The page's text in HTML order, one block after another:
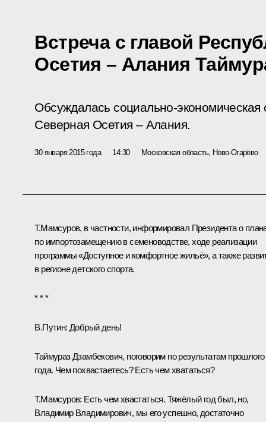
Встреча с главой
Осетия – Алания
Обсуждалась социально-экономическая
Северная Осетия – Алания.
30 января 2015 года 14:30 Московская область, Ново-Огарёво
Т.Мамсуров, в частности, информировал Президента о
по импортозамещению в семеноводстве, ходе реализации
программы «Доступное и комфортное жильё», а также
в регионе детского спорта.
* * *
В.Путин: Добрый день!
Таймураз Дзамбекович, поговорим по результатам прошлого
года. Чем похвастаетесь? Есть чем хвататься?
Т.Мамсуров: Есть чем хвастаться. Тяжёлый год был, но,
Владимир Владимирович, мы его успешно, достаточно